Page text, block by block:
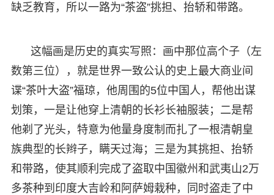
缺乏教育，所以一路为“茶盗”挑担、抬轿和带路。
这幅画是历史的真实写照：画中那位高个子（左
数第三位），就是世界一致公认的史上最大商业间
谍“茶叶大盗”福琼，他周围的5位中国人，帮他出谋
划策，一是让他穿上清朝的长衫长袖服装；二是帮
他剃了光头，特意为他量身度制而扎了一根清朝皇
族典型的长辫子，瞒天过海；三是为其挑担、抬轿
和带路，使其顺利完成了盗取中国徽州和武夷山2万
多茶种到印度大吉岭和阿萨姆栽种，同时盗走了中